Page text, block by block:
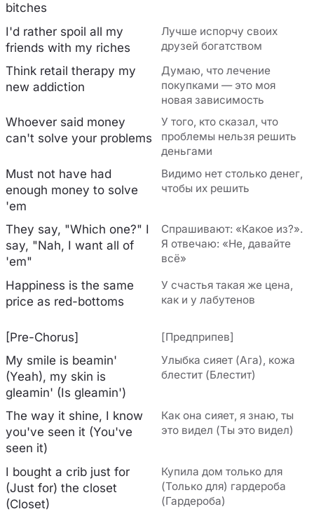
bitches
I'd rather spoil all my
friends with my riches
Лучше испорчу своих
друзей богатством
Think retail therapy my
new addiction
Думаю, что лечение
покупками — это моя
новая зависимость
Whoever said money
can't solve your problems
У того, кто сказал, что
проблемы нельзя решить
деньгами
Must not have had
enough money to solve
'em
Видимо нет столько денег,
чтобы их решить
They say, "Which one?" I
say, "Nah, I want all of
'em"
Спрашивают: «Какое из?».
Я отвечаю: «Не, давайте
всё»
Happiness is the same
price as red-bottoms
У счастья такая же цена,
как и у лабутенов
[Pre-Chorus] [Предприпев]
My smile is beamin'
(Yeah), my skin is
gleamin' (Is gleamin')
Улыбка сияет (Ага), кожа
блестит (Блестит)
The way it shine, I know
you've seen it (You've
seen it)
Как она сияет, я знаю, ты
это видел (Ты это видел)
I bought a crib just for
(Just for) the closet
(Closet)
Купила дом только для
(Только для) гардероба
(Гардероба)